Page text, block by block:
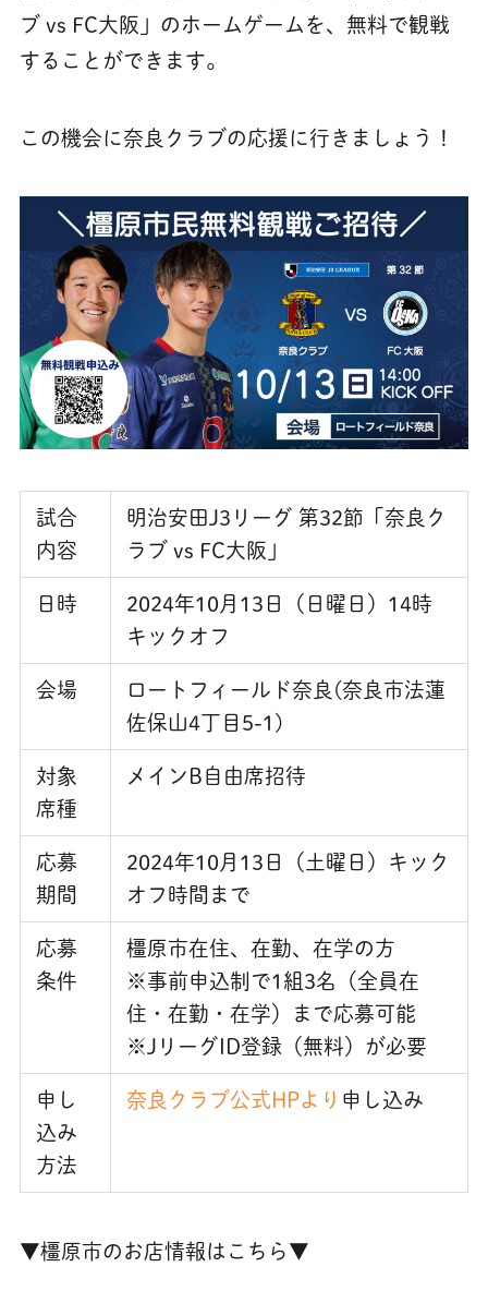
ブ vs FC大阪」のホームゲームを、無料で観戦
することができます。
この機会に奈良クラブの応援に行きましょう！
試合
内容
明治安田J3リーグ 第32節「奈良ク
ラブ vs FC大阪」
日時
2024年10月13日（日曜日）14時
キックオフ
会場
ロートフィールド奈良(奈良市法蓮
佐保山4丁目5-1)
対象
席種
メインB自由席招待
応募
期間
2024年10月13日（土曜日）キック
オフ時間まで
応募
条件
橿原市在住、在勤、在学の方
※事前申込制で1組3名（全員在
住・在勤・在学）まで応募可能
※JリーグID登録（無料）が必要
申し
込み
方法
奈良クラブ公式HPより 申し込み
▼橿原市のお店情報はこちら▼